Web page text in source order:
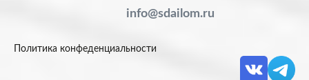
info@sdailom.ru
Политика конфеденциальности